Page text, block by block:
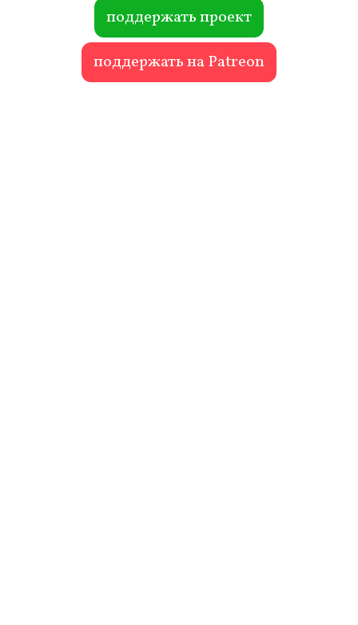
поддержать проект
поддержать на Patreon